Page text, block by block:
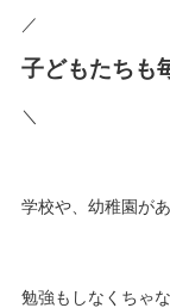
／
子どもたちも
＼
学校や、幼稚園があ
勉強もしなくちゃ